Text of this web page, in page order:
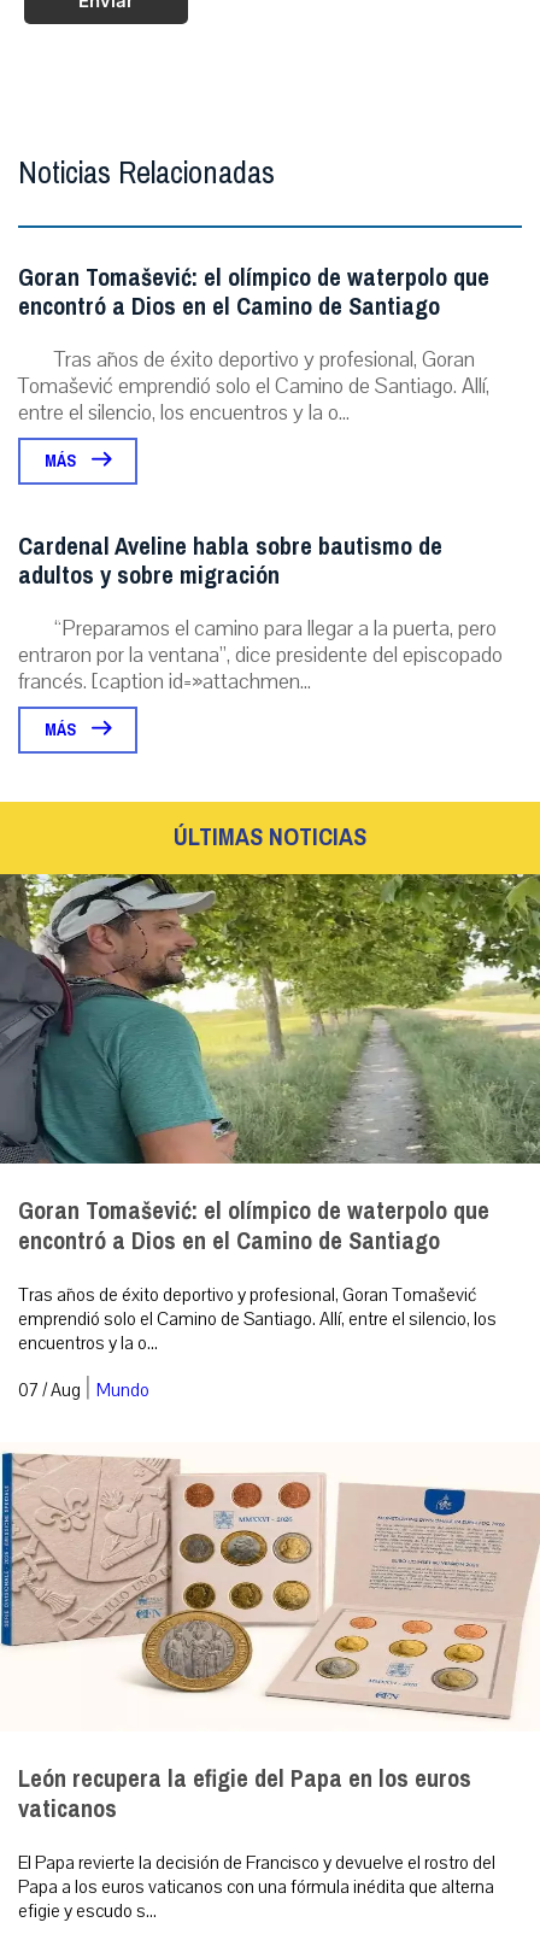
Noticias Relacionadas
Goran Tomašević: el olímpico de waterpolo que
encontró a Dios en el Camino de Santiago
Tras años de éxito deportivo y profesional, Goran
Tomašević emprendió solo el Camino de Santiago. Allí,
entre el silencio, los encuentros y la o...
MÁS
Cardenal Aveline habla sobre bautismo de
adultos y sobre migración
“Preparamos el camino para llegar a la puerta, pero
entraron por la ventana”, dice presidente del episcopado
francés. [caption id=»attachmen...
MÁS
ÚLTIMAS NOTICIAS
Goran Tomašević: el olímpico de waterpolo que
encontró a Dios en el Camino de Santiago
Tras años de éxito deportivo y profesional, Goran Tomašević
emprendió solo el Camino de Santiago. Allí, entre el silencio, los
encuentros y la o...
07 / Aug | Mundo
León recupera la efigie del Papa en los euros
vaticanos
El Papa revierte la decisión de Francisco y devuelve el rostro del
Papa a los euros vaticanos con una fórmula inédita que alterna
efigie y escudo s...